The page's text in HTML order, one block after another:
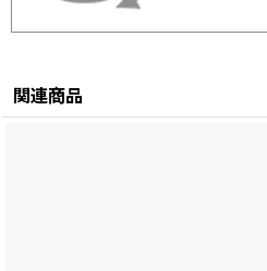
関連商品